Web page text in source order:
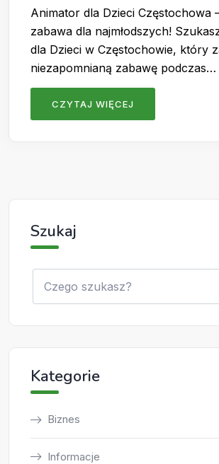
Animator dla Dzieci Częstochowa
zabawa dla najmłodszych!
dla Dzieci w Częstochowie, który
niezapomnianą zabawę podczas…
CZYTAJ WIĘCEJ
Szukaj
Kategorie
Biznes
Informacje